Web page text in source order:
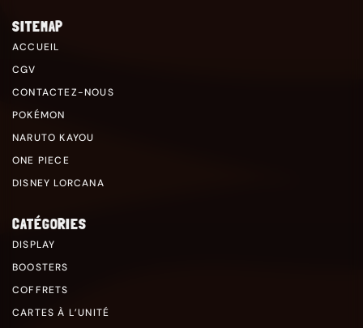
SITEMAP
ACCUEIL
CGV
CONTACTEZ-NOUS
POKÉMON
NARUTO KAYOU
ONE PIECE
DISNEY LORCANA
CATÉGORIES
DISPLAY
BOOSTERS
COFFRETS
CARTES À L’UNITÉ